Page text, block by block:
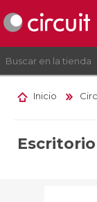
INICIAR SESIÓN
Inicio